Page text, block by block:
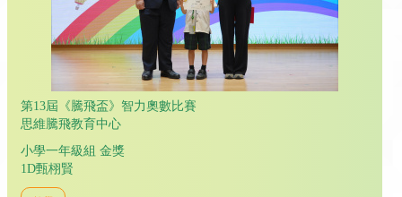
第13屆《騰飛盃》智力奧數比賽
思維騰飛教育中心
小學一年級組 金獎
1D甄栩賢